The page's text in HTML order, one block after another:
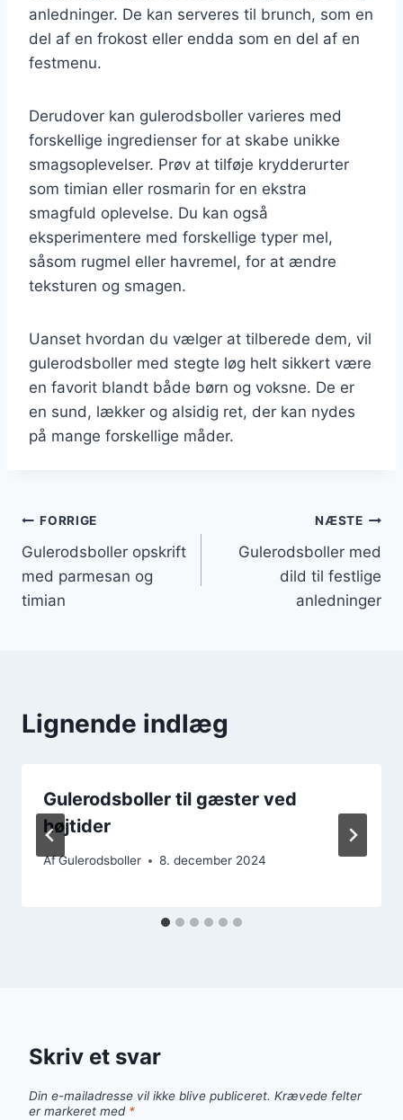
anledninger. De kan serveres til brunch, som en
del af en frokost eller endda som en del af en
festmenu.
Derudover kan gulerodsboller varieres med
forskellige ingredienser for at skabe unikke
smagsoplevelser. Prøv at tilføje krydderurter
som timian eller rosmarin for en ekstra
smagfuld oplevelse. Du kan også
eksperimentere med forskellige typer mel,
såsom rugmel eller havremel, for at ændre
teksturen og smagen.
Uanset hvordan du vælger at tilberede dem, vil
gulerodsboller med stegte løg helt sikkert være
en favorit blandt både børn og voksne. De er
en sund, lækker og alsidig ret, der kan nydes
på mange forskellige måder.
Indlægsnavigation
FORRIGE
Gulerodsboller opskrift
med parmesan og
timian
NÆSTE
Gulerodsboller med
dild til festlige
anledninger
Lignende indlæg
Gulerodsboller til gæster ved
højtider
AfGulerodsboller 8. december 2024
Skriv et svar
Din e-mailadresse vil ikke blive publiceret. Krævede felter
er markeret med *